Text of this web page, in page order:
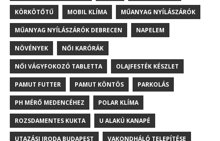
KÖRKÖTŐTŰ MOBIL KLÍMA MŰANYAG NYÍLÁSZÁRÓK
MŰANYAG NYÍLÁSZÁRÓK DEBRECEN NAPELEM
NÖVÉNYEK NŐI KARÓRÁK
NŐI VÁGYFOKOZÓ TABLETTA OLAJFESTÉK KÉSZLET
PAMUT FUTTER PAMUT KÖNTÖS PARKOLÁS
PH MÉRŐ MEDENCÉHEZ POLAR KLÍMA
ROZSDAMENTES KUKTA U ALAKÚ KANAPÉ
UTAZÁSI IRODA BUDAPEST VAKONDHÁLÓ TELEPÍTÉSE